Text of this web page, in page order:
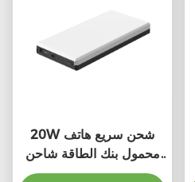
20W شحن سريع هاتف
محمول بنك الطاقة شاحن
10000mah متعددة الألوان